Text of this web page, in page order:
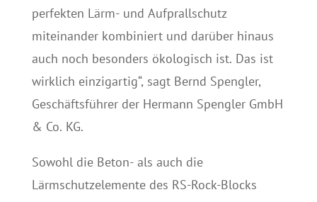
perfekten Lärm- und Aufprallschutz
miteinander kombiniert und darüber hinaus
auch noch besonders ökologisch ist. Das ist
wirklich einzigartig“, sagt Bernd Spengler,
Geschäftsführer der Hermann Spengler GmbH
& Co. KG.
Sowohl die Beton- als auch die
Lärmschutzelemente des RS-Rock-Blocks